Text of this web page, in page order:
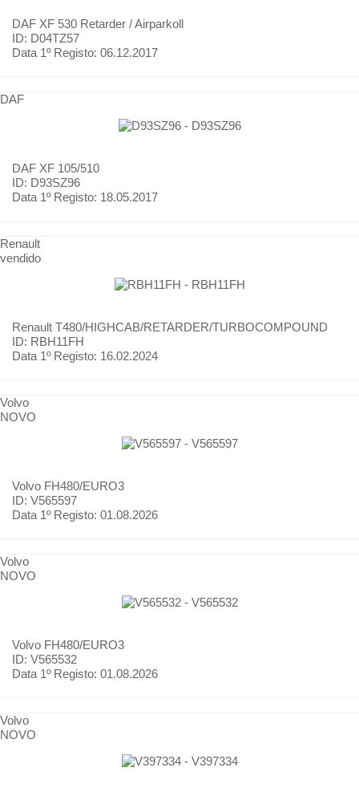
DAF XF 530 Retarder / Airparkoll
ID: D04TZ57
Data 1º Registo: 06.12.2017
DAF
DAF XF 105/510
ID: D93SZ96
Data 1º Registo: 18.05.2017
Renault
vendido
Renault T480/HIGHCAB/RETARDER/TURBOCOMPOUND
ID: RBH11FH
Data 1º Registo: 16.02.2024
Volvo
NOVO
Volvo FH480/EURO3
ID: V565597
Data 1º Registo: 01.08.2026
Volvo
NOVO
Volvo FH480/EURO3
ID: V565532
Data 1º Registo: 01.08.2026
Volvo
NOVO